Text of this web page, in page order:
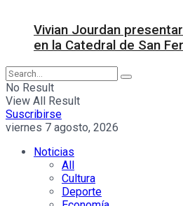
Vivian Jourdan
en la Catedral de San
No Result
View All Result
Suscribirse
viernes 7 agosto, 2026
Noticias
All
Cultura
Deporte